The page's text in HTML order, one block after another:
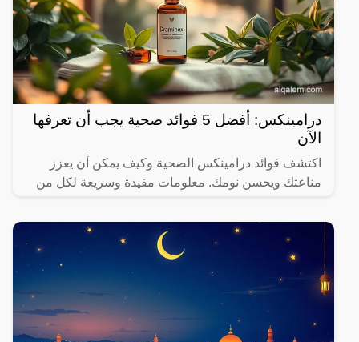
درامينكس: أفضل 5 فوائد صحية يجب أن تعرفها
الآن
اكتشف فوائد درامينكس الصحية وكيف يمكن أن يعزز
مناعتك ويحسن نومك. معلومات مفيدة وسريعة لكل من